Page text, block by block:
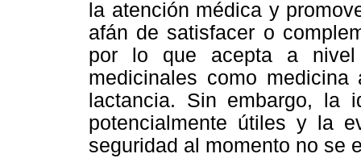
la atención médica y
afán de satisfacer o
por lo que acepta a
medicinales como
lactancia. Sin embargo, la
potencialmente útiles y la
seguridad al momento no se